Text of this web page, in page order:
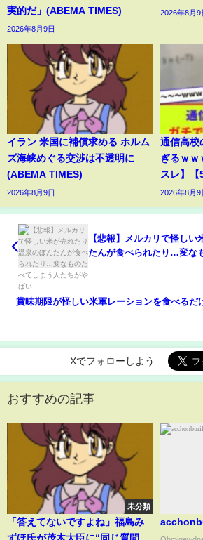
実的だ」(ABEMA TIMES)
2026年8月9日
2026年8月9
イラン 米国に補償求める ホルム
ズ海峡めぐる交渉は不透明に
(ABEMA TIMES)
2026年8月9日
通信高校
ぎるｗ
スレ】【
2026年8月9
【悲報】メルカリで怪し
たんが食べられたり…変な
賞味期限が怪しい米軍レーションを食べるだ
Xでフォローしよう
おすすめの記事
未分類
「答えてないですよね」福島み
ずほ氏が茂木大臣に“同じ質問7